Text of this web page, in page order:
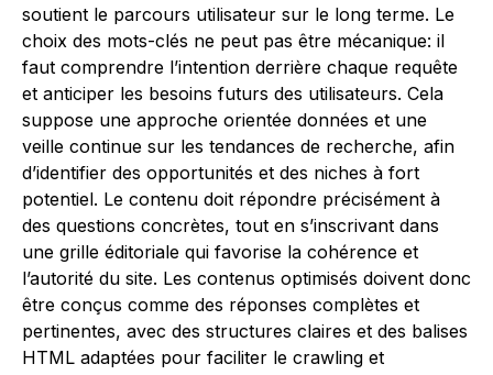
soutient le parcours utilisateur sur le long terme. Le
choix des mots-clés ne peut pas être mécanique: il
faut comprendre l’intention derrière chaque requête
et anticiper les besoins futurs des utilisateurs. Cela
suppose une approche orientée données et une
veille continue sur les tendances de recherche, afin
d’identifier des opportunités et des niches à fort
potentiel. Le contenu doit répondre précisément à
des questions concrètes, tout en s’inscrivant dans
une grille éditoriale qui favorise la cohérence et
l’autorité du site. Les contenus optimisés doivent donc
être conçus comme des réponses complètes et
pertinentes, avec des structures claires et des balises
HTML adaptées pour faciliter le crawling et